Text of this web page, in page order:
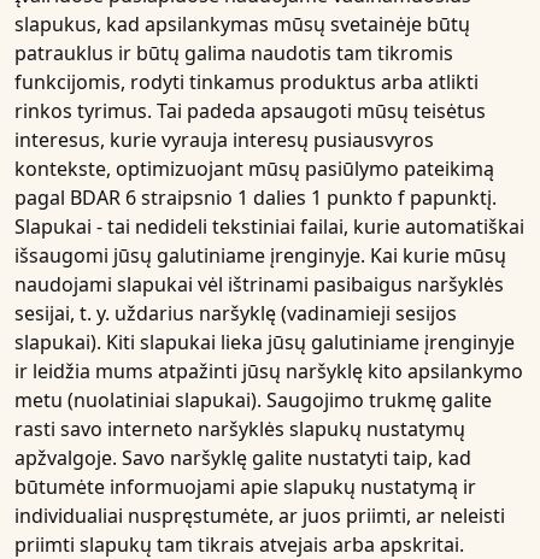
slapukus, kad apsilankymas mūsų svetainėje būtų
patrauklus ir būtų galima naudotis tam tikromis
funkcijomis, rodyti tinkamus produktus arba atlikti
rinkos tyrimus. Tai padeda apsaugoti mūsų teisėtus
interesus, kurie vyrauja interesų pusiausvyros
kontekste, optimizuojant mūsų pasiūlymo pateikimą
pagal BDAR 6 straipsnio 1 dalies 1 punkto f papunktį.
Slapukai - tai nedideli tekstiniai failai, kurie automatiškai
išsaugomi jūsų galutiniame įrenginyje. Kai kurie mūsų
naudojami slapukai vėl ištrinami pasibaigus naršyklės
sesijai, t. y. uždarius naršyklę (vadinamieji sesijos
slapukai). Kiti slapukai lieka jūsų galutiniame įrenginyje
ir leidžia mums atpažinti jūsų naršyklę kito apsilankymo
metu (nuolatiniai slapukai). Saugojimo trukmę galite
rasti savo interneto naršyklės slapukų nustatymų
apžvalgoje. Savo naršyklę galite nustatyti taip, kad
būtumėte informuojami apie slapukų nustatymą ir
individualiai nuspręstumėte, ar juos priimti, ar neleisti
priimti slapukų tam tikrais atvejais arba apskritai.